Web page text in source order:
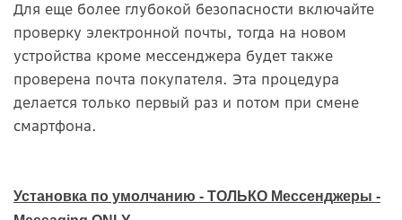
Для еще более глубокой безопасности включайте
проверку электронной почты, тогда на новом
устройства кроме мессенджера будет также
проверена почта покупателя. Эта процедура
делается только первый раз и потом при смене
смартфона.
Установка по умолчанию - ТОЛЬКО Мессенджеры -